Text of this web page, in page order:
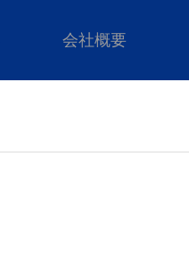
会社概要